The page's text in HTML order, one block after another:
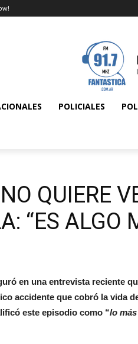
POLICIALES
QUIERE
“ES ALGO
en una entrevista reciente
accidente que cobró la vida
este episodio como “lo